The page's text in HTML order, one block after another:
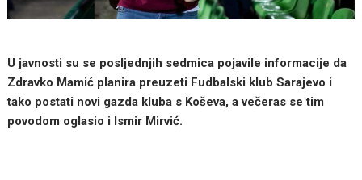
U javnosti su se posljednjih sedmica pojavile informacije da
Zdravko Mamić planira preuzeti Fudbalski klub Sarajevo i
tako postati novi gazda kluba s Koševa, a večeras se tim
povodom oglasio i Ismir Mirvić.